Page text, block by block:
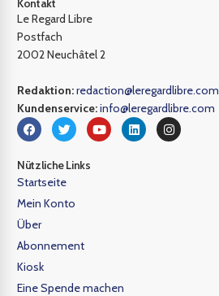
Kontakt
Le Regard Libre
Postfach
2002 Neuchâtel 2
Redaktion:redaction@leregardlibre.com
Kundenservice:info@leregardlibre.com
Nützliche Links
Startseite
Mein Konto
Über
Abonnement
Kiosk
Eine Spende machen